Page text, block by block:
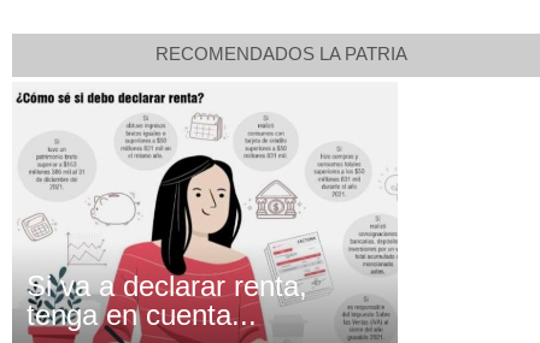
RECOMENDADOS LA PATRIA
Si va a declarar renta,
tenga en cuenta...